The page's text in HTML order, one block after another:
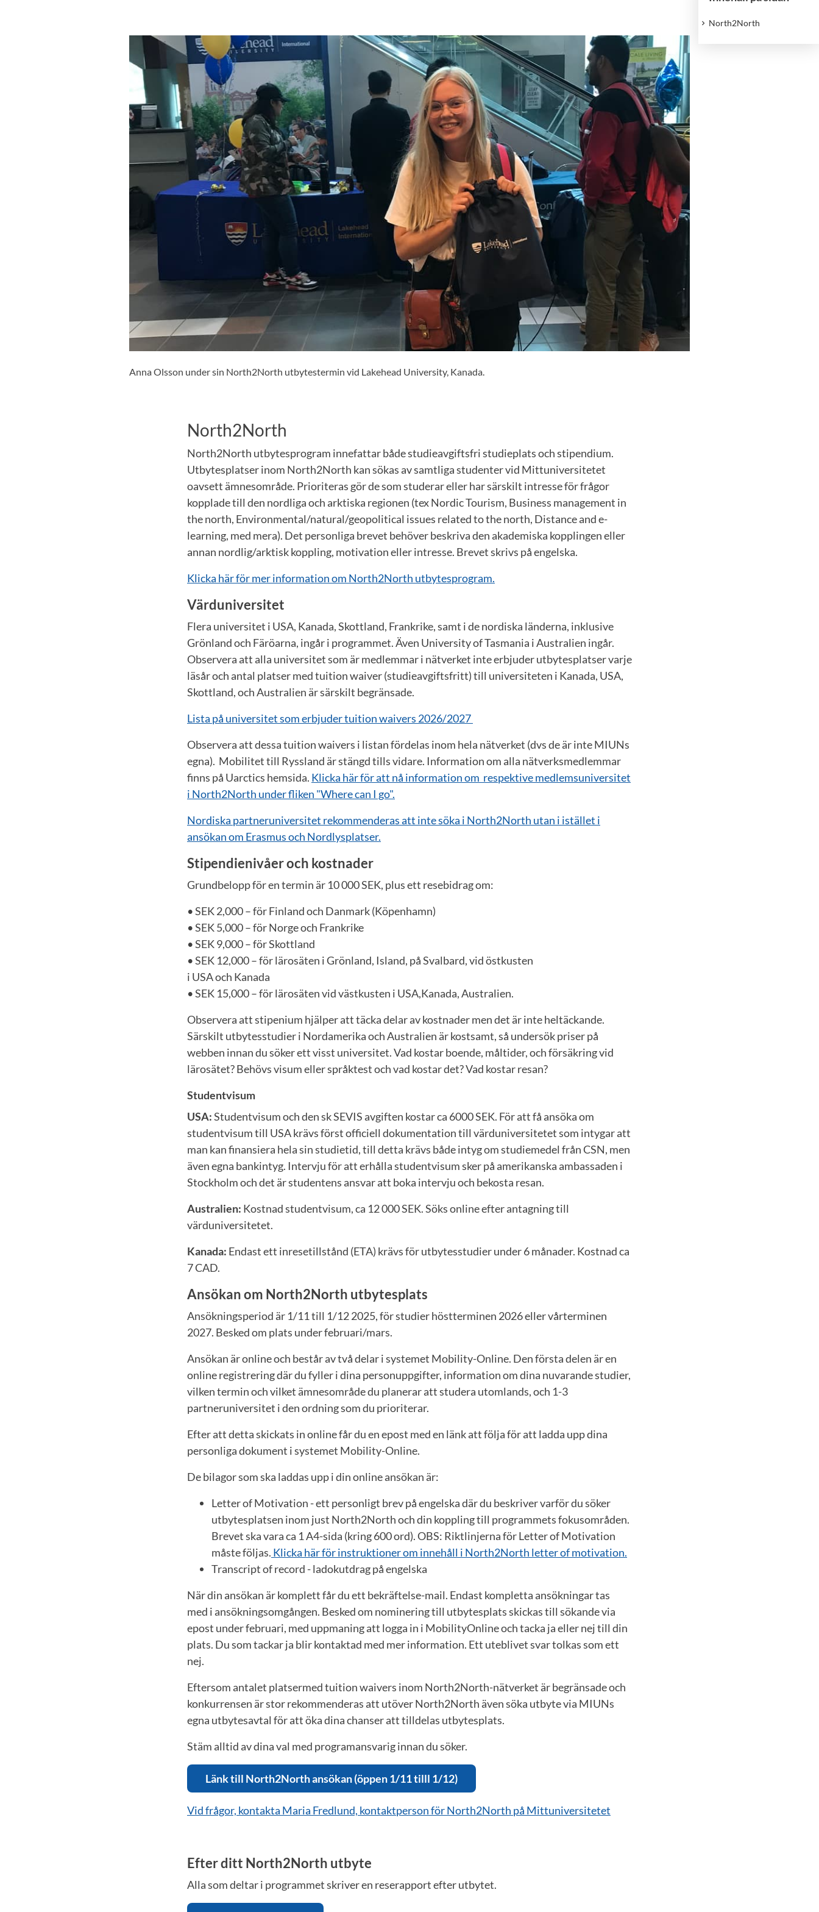
North2North
Anna Olsson under sin North2North utbytestermin vid Lakehead University, Kanada.
North2North
North2North utbytesprogram innefattar både studieavgiftsfri studieplats och stipendium.
Utbytesplatser inom North2North kan sökas av samtliga studenter vid Mittuniversitetet
oavsett ämnesområde. Prioriteras gör de som studerar eller har särskilt intresse för frågor
kopplade till den nordliga och arktiska regionen (tex Nordic Tourism, Business management in
the north, Environmental/natural/geopolitical issues related to the north, Distance and e-
learning, med mera). Det personliga brevet behöver beskriva den akademiska kopplingen eller
annan nordlig/arktisk koppling, motivation eller intresse. Brevet skrivs på engelska.
Klicka här för mer information om North2North utbytesprogram.
Värduniversitet
Flera universitet i USA, Kanada, Skottland, Frankrike, samt i de nordiska länderna, inklusive
Grönland och Färöarna, ingår i programmet. Även University of Tasmania i Australien ingår.
Observera att alla universitet som är medlemmar i nätverket inte erbjuder utbytesplatser varje
läsår och antal platser med tuition waiver (studieavgiftsfritt) till universiteten i Kanada, USA,
Skottland, och Australien är särskilt begränsade.
Lista på universitet som erbjuder tuition waivers 2026/2027
Observera att dessa tuition waivers i listan fördelas inom hela nätverket (dvs de är inte MIUNs
egna). Mobilitet till Ryssland är stängd tills vidare. Information om alla nätverksmedlemmar
finns på Uarctics hemsida. Klicka här för att nå information om respektive medlemsuniversitet
i North2North under fliken "Where can I go".
Nordiska partneruniversitet rekommenderas att inte söka i North2North utan i istället i
ansökan om Erasmus och Nordlysplatser.
Stipendienivåer och kostnader
Grundbelopp för en termin är 10 000 SEK, plus ett resebidrag om:
• SEK 2,000 – för Finland och Danmark (Köpenhamn)
• SEK 5,000 – för Norge och Frankrike
• SEK 9,000 – för Skottland
• SEK 12,000 – för lärosäten i Grönland, Island, på Svalbard, vid östkusten
i USA och Kanada
• SEK 15,000 – för lärosäten vid västkusten i USA,Kanada, Australien.
Observera att stipenium hjälper att täcka delar av kostnader men det är inte heltäckande.
Särskilt utbytesstudier i Nordamerika och Australien är kostsamt, så undersök priser på
webben innan du söker ett visst universitet. Vad kostar boende, måltider, och försäkring vid
lärosätet? Behövs visum eller språktest och vad kostar det? Vad kostar resan?
Studentvisum
USA:Studentvisum och den sk SEVIS avgiften kostar ca 6000 SEK. För att få ansöka om
studentvisum till USA krävs först officiell dokumentation till värduniversitetet som intygar att
man kan finansiera hela sin studietid, till detta krävs både intyg om studiemedel från CSN, men
även egna bankintyg. Intervju för att erhålla studentvisum sker på amerikanska ambassaden i
Stockholm och det är studentens ansvar att boka intervju och bekosta resan.
Australien: Kostnad studentvisum, ca 12 000 SEK. Söks online efter antagning till
värduniversitetet.
Kanada: Endast ett inresetillstånd (ETA) krävs för utbytesstudier under 6 månader. Kostnad ca
7 CAD.
Ansökan om North2North utbytesplats
Ansökningsperiod är 1/11 till 1/12 2025, för studier höstterminen 2026 eller vårterminen
2027. Besked om plats under februari/mars.
Ansökan är online och består av två delar i systemet Mobility-Online. Den första delen är en
online registrering där du fyller i dina personuppgifter, information om dina nuvarande studier,
vilken termin och vilket ämnesområde du planerar att studera utomlands, och 1-3
partneruniversitet i den ordning som du prioriterar.
Efter att detta skickats in online får du en epost med en länk att följa för att ladda upp dina
personliga dokument i systemet Mobility-Online.
De bilagor som ska laddas upp i din online ansökan är:
Letter of Motivation - ett personligt brev på engelska där du beskriver varför du söker
utbytesplatsen inom just North2North och din koppling till programmets fokusområden.
Brevet ska vara ca 1 A4-sida (kring 600 ord). OBS: Riktlinjerna för Letter of Motivation
måste följas. Klicka här för instruktioner om innehåll i North2North letter of motivation.
Transcript of record - ladokutdrag på engelska
När din ansökan är komplett får du ett bekräftelse-mail. Endast kompletta ansökningar tas
med i ansökningsomgången. Besked om nominering till utbytesplats skickas till sökande via
epost under februari, med uppmaning att logga in i MobilityOnline och tacka ja eller nej till din
plats. Du som tackar ja blir kontaktad med mer information. Ett uteblivet svar tolkas som ett
nej.
Eftersom antalet platsermed tuition waivers inom North2North-nätverket är begränsade och
konkurrensen är stor rekommenderas att utöver North2North även söka utbyte via MIUNs
egna utbytesavtal för att öka dina chanser att tilldelas utbytesplats.
Stäm alltid av dina val med programansvarig innan du söker.
Länk till North2North ansökan (öppen 1/11 tilll 1/12)
Vid frågor, kontakta Maria Fredlund, kontaktperson för North2North på Mittuniversitetet
Efter ditt North2North utbyte
Alla som deltar i programmet skriver en reserapport efter utbytet.